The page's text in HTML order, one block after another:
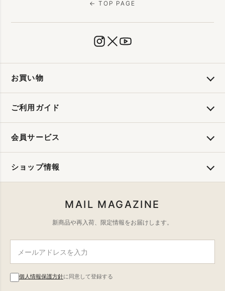
← TOP PAGE
お買い物
ご利用ガイド
会員サービス
ショップ情報
MAIL MAGAZINE
新商品や再入荷、限定情報をお届けします。
個人情報保護方針に同意して登録する